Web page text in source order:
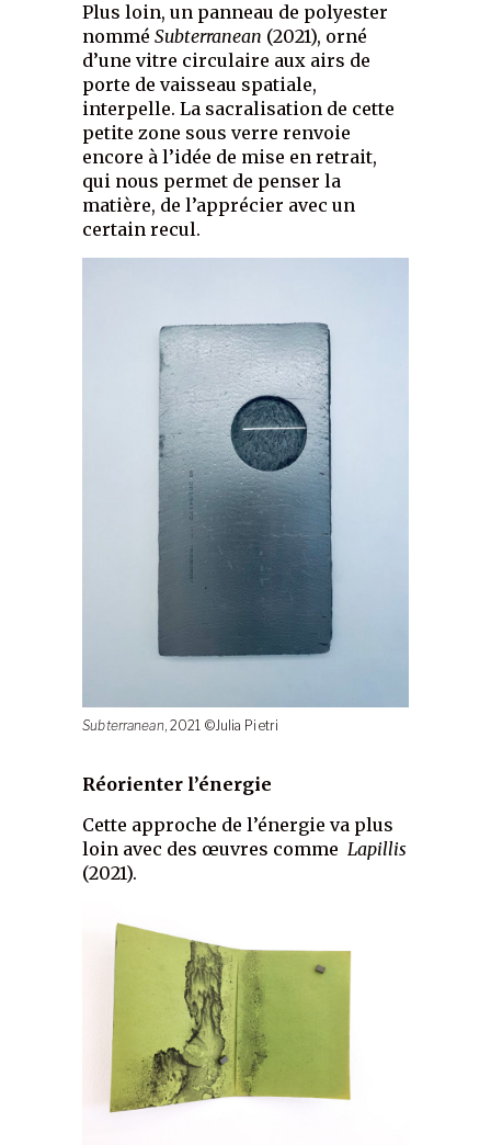
Plus loin, un panneau de polyester
nomméSubterranean (2021), orné
d’une vitre circulaire aux airs de
porte de vaisseau spatiale,
interpelle. La sacralisation de cette
petite zone sous verre renvoie
encore à l’idée de mise en retrait,
qui nous permet de penser la
matière, de l’apprécier avec un
certain recul.
Subterranean, 2021 ©Julia Pietri
Réorienter l’énergie
Cette approche de l’énergie va plus
loin avec des œuvres comme Lapillis
(2021).